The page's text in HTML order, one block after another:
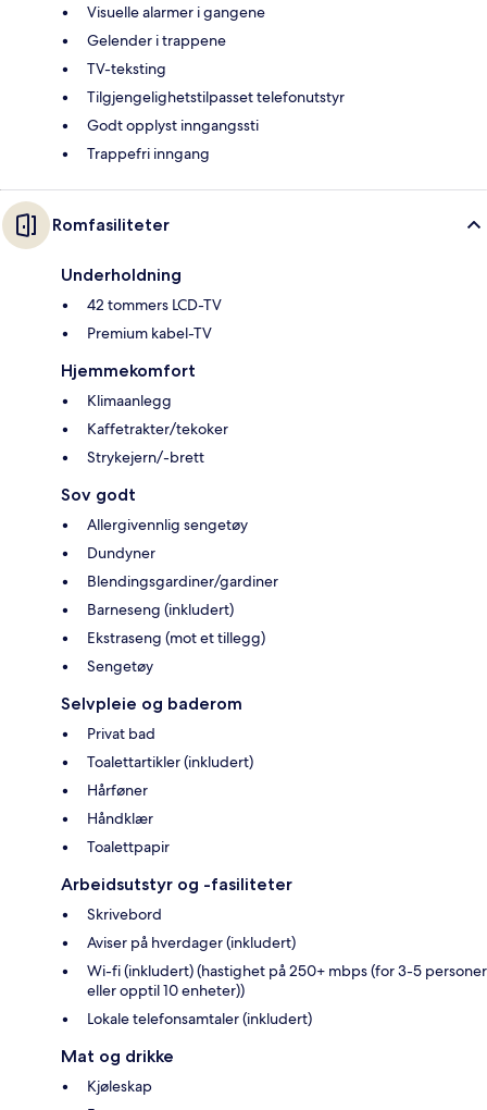
Visuelle alarmer i gangene
Gelender i trappene
TV-teksting
Tilgjengelighetstilpasset telefonutstyr
Godt opplyst inngangssti
Trappefri inngang
Romfasiliteter
Underholdning
42 tommers LCD-TV
Premium kabel-TV
Hjemmekomfort
Klimaanlegg
Kaffetrakter/tekoker
Strykejern/-brett
Sov godt
Allergivennlig sengetøy
Dundyner
Blendingsgardiner/gardiner
Barneseng (inkludert)
Ekstraseng (mot et tillegg)
Sengetøy
Selvpleie og baderom
Privat bad
Toalettartikler (inkludert)
Hårføner
Håndklær
Toalettpapir
Arbeidsutstyr og -fasiliteter
Skrivebord
Aviser på hverdager (inkludert)
Wi-fi (inkludert) (hastighet på 250+ mbps (for 3-5 personer
eller opptil 10 enheter))
Lokale telefonsamtaler (inkludert)
Mat og drikke
Kjøleskap